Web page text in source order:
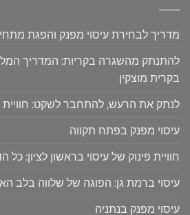
מדריך לבחירת עיסוי מפנק והפגת
להתנתק מהשגרה בקריות: המדריך המלא
בקרית מוצקין
לנתק את הרעש, להתחבר לשקט: חוויית
עיסוי מפנק בפתח תקווה
חוויית פינוק של עיסוי בראשון לציון:
עיסוי ברמת גן: הפוגה של שלווה בלב
עיסוי מפנק בנתניה